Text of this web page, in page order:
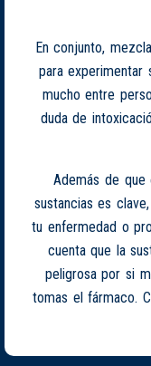
En conjunto,
para experimentar
mucho entre
duda de
Además de
sustancias es
tu enfermedad o
cuenta que la
peligrosa por si
tomas el fármaco.